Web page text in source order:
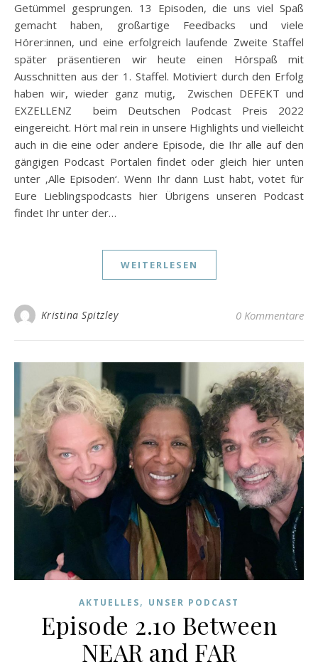
Getümmel gesprungen. 13 Episoden, die uns viel Spaß
gemacht haben, großartige Feedbacks und viele
Hörer:innen, und eine erfolgreich laufende Zweite Staffel
später präsentieren wir heute einen Hörspaß mit
Ausschnitten aus der 1. Staffel. Motiviert durch den Erfolg
haben wir, wieder ganz mutig, Zwischen DEFEKT und
EXZELLENZ beim Deutschen Podcast Preis 2022
eingereicht. Hört mal rein in unsere Highlights und vielleicht
auch in die eine oder andere Episode, die Ihr alle auf den
gängigen Podcast Portalen findet oder gleich hier unten
unter ‚Alle Episoden‘. Wenn Ihr dann Lust habt, votet für
Eure Lieblingspodcasts hier Übrigens unseren Podcast
findet Ihr unter der…
WEITERLESEN
Kristina Spitzley 0 Kommentare
AKTUELLES, UNSER PODCAST
Episode 2.10 Between
NEAR and FAR